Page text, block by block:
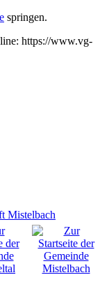
springen.
https://www.vg-